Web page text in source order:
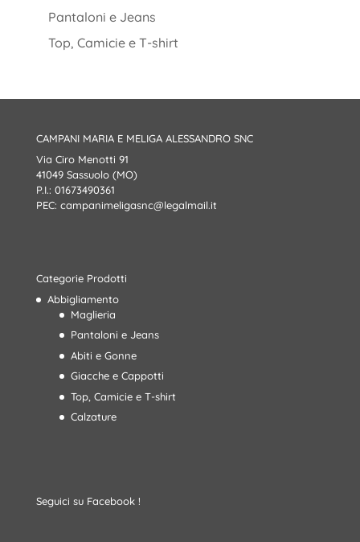
Pantaloni e Jeans
Top, Camicie e T-shirt
CAMPANI MARIA E MELIGA ALESSANDRO SNC
Via Ciro Menotti 91
41049 Sassuolo (MO)
P.I.: 01673490361
PEC: campanimeligasnc@legalmail.it
Categorie Prodotti
Abbigliamento
Maglieria
Pantaloni e Jeans
Abiti e Gonne
Giacche e Cappotti
Top, Camicie e T-shirt
Calzature
Seguici su Facebook !